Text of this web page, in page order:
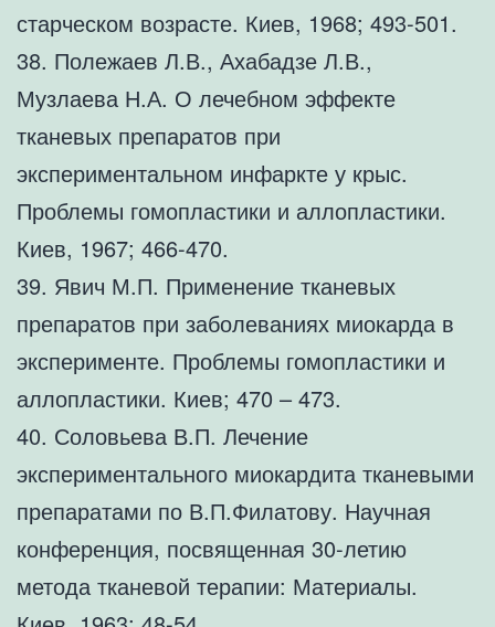
старческом возрасте. Киев, 1968; 493-501.
38. Полежаев Л.В., Ахабадзе Л.В.,
Музлаева Н.А. О лечебном эффекте
тканевых препаратов при
экспериментальном инфаркте у крыс.
Проблемы гомопластики и аллопластики.
Киев, 1967; 466-470.
39. Явич М.П. Применение тканевых
препаратов при заболеваниях миокарда в
эксперименте. Проблемы гомопластики и
аллопластики. Киев; 470 – 473.
40. Соловьева В.П. Лечение
экспериментального миокардита тканевыми
препаратами по В.П.Филатову. Научная
конференция, посвященная 30-летию
метода тканевой терапии: Материалы.